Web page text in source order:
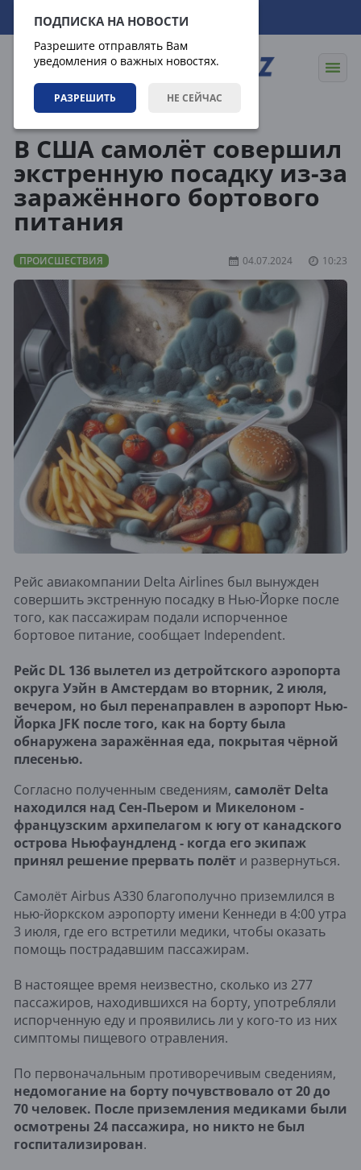
ПОДПИСКА НА НОВОСТИ
Разрешите отправлять Вам
уведомления о важных новостях.
РАЗРЕШИТЬ НЕ СЕЙЧАС
07.08.2026 03:20:35
В США самолёт совершил
экстренную посадку из-за
заражённого бортового
питания
ПРОИСШЕСТВИЯ 04.07.2024 10:23
Рейс авиакомпании Delta Airlines был вынужден
совершить экстренную посадку в Нью-Йорке после
того, как пассажирам подали испорченное
бортовое питание, сообщает Independent.
Рейс DL 136 вылетел из детройтского аэропорта
округа Уэйн в Амстердам во вторник, 2 июля,
вечером, но был перенаправлен в аэропорт Нью-
Йорка JFK после того, как на борту была
обнаружена заражённая еда, покрытая чёрной
плесенью.
Согласно полученным сведениям, самолёт Delta
находился над Сен-Пьером и Микелоном -
французским архипелагом к югу от канадского
острова Ньюфаундленд - когда его экипаж
принял решение прервать полёт и развернуться.
Самолёт Airbus A330 благополучно приземлился в
нью-йоркском аэропорту имени Кеннеди в 4:00 утра
3 июля, где его встретили медики, чтобы оказать
помощь пострадавшим пассажирам.
В настоящее время неизвестно, сколько из 277
пассажиров, находившихся на борту, употребляли
испорченную еду и проявились ли у кого-то из них
симптомы пищевого отравления.
По первоначальным противоречивым сведениям,
недомогание на борту почувствовало от 20 до
70 человек. После приземления медиками были
осмотрены 24 пассажира, но никто не был
госпитализирован.